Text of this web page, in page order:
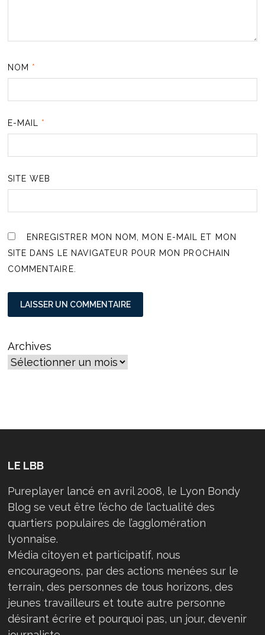
NOM *
E-MAIL *
SITE WEB
ENREGISTRER MON NOM, MON E-MAIL ET MON
SITE DANS LE NAVIGATEUR POUR MON PROCHAIN
COMMENTAIRE.
Archives
LE LBB
Pureplayer lancé en avril 2008, le Lyon Bondy
Blog se veut être l’écho de l’actualité des
quartiers populaires de l’agglomération
lyonnaise.
Média citoyen et participatif, nous
encourageons, par des actions menées sur le
terrain, des personnes de tous horizons, des
jeunes travailleurs et toute autre personne
désirant écrire et pourquoi pas, un jour, devenir